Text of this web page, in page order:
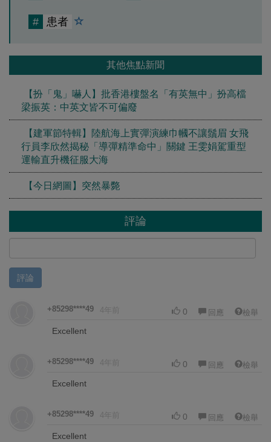
# 患者
其他焦點新聞
【扮「鬼」嚇人】批香港樓盤名「有英無中」扮高檔
梁振英：中英文皆不可偏廢
【建軍節特輯】陸航海上實彈演練巾幗不讓鬚眉 女飛
行員李欣然揭秘「導彈精準命中」關鍵 王雯娟駕重型
運輸直升機征服大海
【今日網圖】突然暴斃
評論
評論
+85298****49 4年前 0 回應 檢舉
Excellent
+85298****49 4年前 0 回應 檢舉
Excellent
+85298****49 4年前 0 回應 檢舉
Excellent